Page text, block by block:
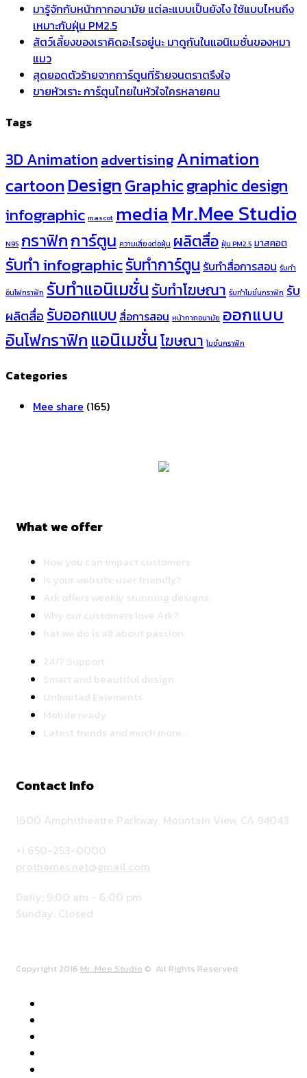
มารู้จักกับหน้ากากอนามัย แต่ละแบบเป็นยังไง ใช้แบบไหนถึง
เหมาะกับฝุ่น PM2.5
สัตว์เลี้ยงของเราคิดอะไรอยู่นะ มาดูกันในแอนิเมชั่นของหมา
แมว
สุดยอดตัวร้ายจากการ์ตูนที่ร้ายจนตราตรึงใจ
ขายหัวเราะ การ์ตูนไทยในหัวใจใครหลายคน
Tags
3D AnimationadvertisingAnimation
cartoonDesignGraphicgraphic design
infographic mascot mediaMr.Mee Studio
N95 กราฟิกการ์ตูน ความเสี่ยงต่อฝุ่น ผลิตสื่อ ฝุ่น PM2.5 มาสคอต
รับทำ infographicรับทำการ์ตูน รับทำสื่อการสอน รับทำ
อินโฟกราฟิก รับทำแอนิเมชั่นรับทำโฆษณา รับทำโมชั่นกราฟิก รับ
ผลิตสื่อ รับออกแบบ สื่อการสอน หน้ากากอนามัย ออกแบบ
อินโฟกราฟิก แอนิเมชั่นโฆษณา โมชั่นกราฟิก
Categories
Mee share (165)
What we offer
How you can impact customers
Is your website user friendly?
Ark offers weekly stunning designs.
Why our customers love Ark?
hat we do is all about passion
24/7 Support
Smart and beautiful design
Unlimited Eelements
Mobile ready
Latest trends and much more...
Contact Info
1600 Amphitheatre Parkway, Mountain View, CA 94043
+1 650-253-0000
prothemes.net@gmail.com
Daily: 9:00 am - 6:00 pm
Sunday: Closed
Copyright 2016 Mr. Mee Studio © All Rights Reserved